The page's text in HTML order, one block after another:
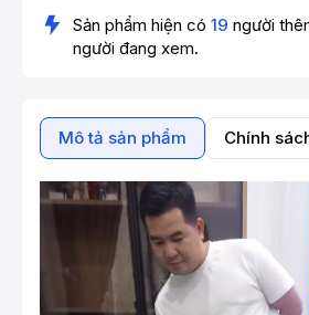
Sản phẩm hiện có 19 người
người đang xem.
Mô tả sản phẩm Chính